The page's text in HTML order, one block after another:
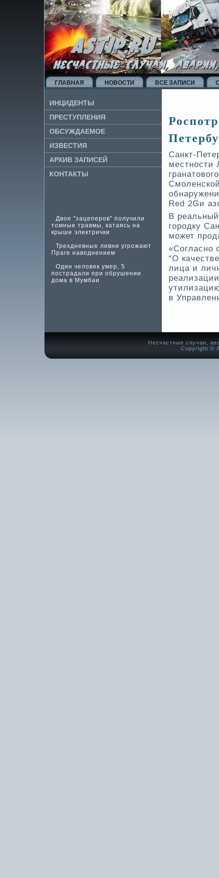
ГЛАВНАЯ НОВОСТИ ВСЕ ЗАПИСИ
ИНЦИДЕНТЫ
ПРЕСТУПЛЕНИЯ
ОБСУЖДАЕМОЕ
ИЗВЕ­СТИЯ
АРХИВ ЗАПИСЕЙ
КОНТАКТЫ
Двое "зацеперов" получили
томные травмы, катаясь на
крыше электрички
Трехдневные ливни угрожают
Праге наводнением
Один человек умер, 5
пострадали при обрушении
дома в Мумбаи
Санкт-
местности
Red 2Gи
В
городку
может
«Согласно
“О
лица и
в
Несчастные случаи,
Copyright ©